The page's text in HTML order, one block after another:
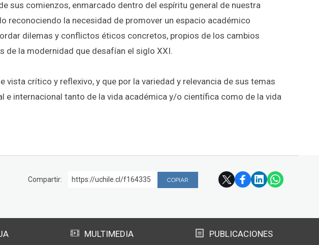
sus comienzos, enmarcado dentro del espíritu general de nuestra
reconociendo la necesidad de promover un espacio académico
dilemas y conflictos éticos concretos, propios de los cambios
la modernidad que desafían el siglo XXI.
vista crítico y reflexivo, y que por la variedad y relevancia de sus temas
e internacional tanto de la vida académica y/o científica como de la vida
Compartir: https://uchile.cl/f164335 COPIAR
MULTIMEDIA PUBLICACIONES